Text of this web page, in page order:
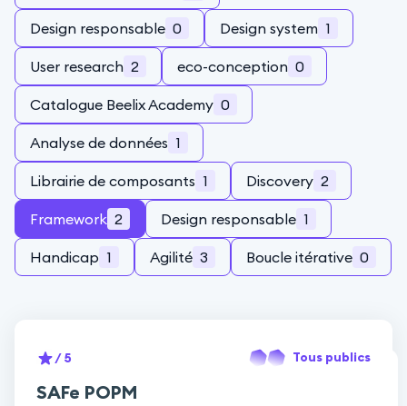
Design responsable 0 Design system 1
User research 2 eco-conception 0
Catalogue Beelix Academy 0
Analyse de données 1
Librairie de composants 1 Discovery 2
Framework 2 Design responsable 1
Handicap 1 Agilité 3 Boucle itérative 0
/ 5 Tous publics
SAFe POPM